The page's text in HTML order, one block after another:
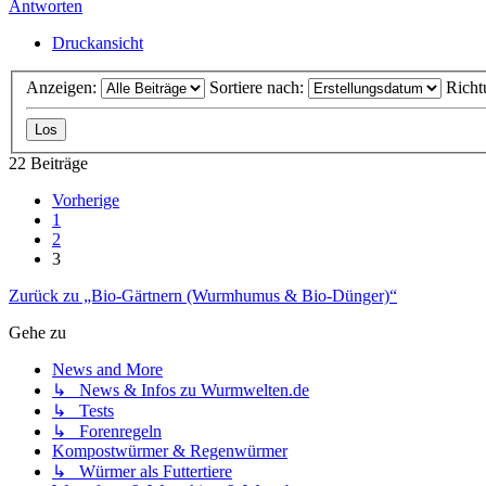
Antworten
Druckansicht
Anzeigen: Sortiere nach:
22 Beiträge
Vorherige
1
2
3
Zurück zu „Bio-Gärtnern (Wurmhumus & Bio-Dünger)“
Gehe zu
News and More
↳ News & Infos zu Wurmwelten.de
↳ Tests
↳ Forenregeln
Kompostwürmer & Regenwürmer
↳ Würmer als Futtertiere